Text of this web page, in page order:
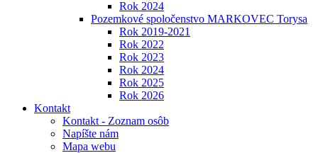
Rok 2024
Pozemkové spoločenstvo MARKOVEC Torysa
Rok 2019-2021
Rok 2022
Rok 2023
Rok 2024
Rok 2025
Rok 2026
Kontakt
Kontakt - Zoznam osôb
Napíšte nám
Mapa webu